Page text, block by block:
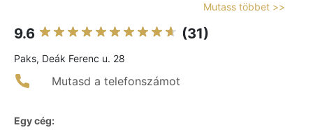
Mutass többet >>
9.6 (31)
Paks, Deák Ferenc u. 28
Mutasd a telefonszámot
Egy cég: